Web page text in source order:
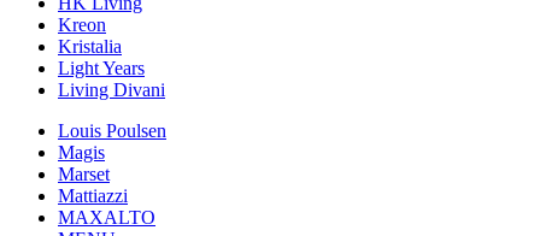
Kreon
Kristalia
Light Years
Living Divani
Louis Poulsen
Magis
Marset
Mattiazzi
MAXALTO